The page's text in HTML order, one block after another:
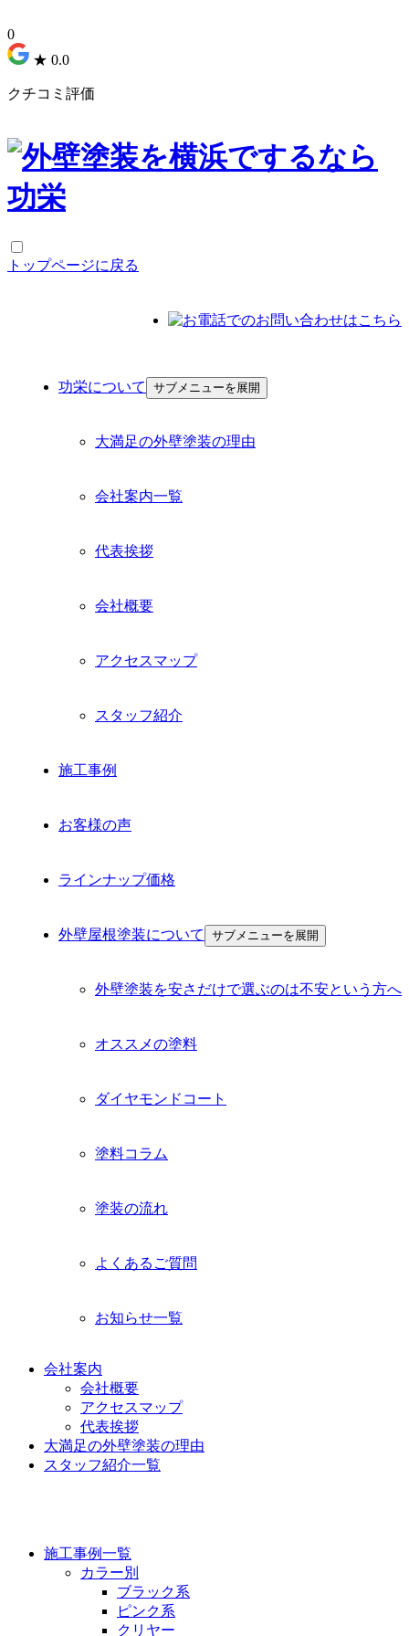
0
★ 0.0
クチコミ評価
功栄について サブメニューを展開
大満足の外壁塗装の理由
会社案内一覧
代表挨拶
会社概要
アクセスマップ
スタッフ紹介
施工事例
お客様の声
ラインナップ価格
外壁屋根塗装について サブメニューを展開
外壁塗装を安さだけで選ぶのは不安という方へ
オススメの塗料
ダイヤモンドコート
塗料コラム
塗装の流れ
よくあるご質問
お知らせ一覧
トップページに戻る
会社案内
会社概要
アクセスマップ
代表挨拶
大満足の外壁塗装の理由
スタッフ紹介一覧
施工事例一覧
カラー別
ブラック系
ピンク系
クリヤー